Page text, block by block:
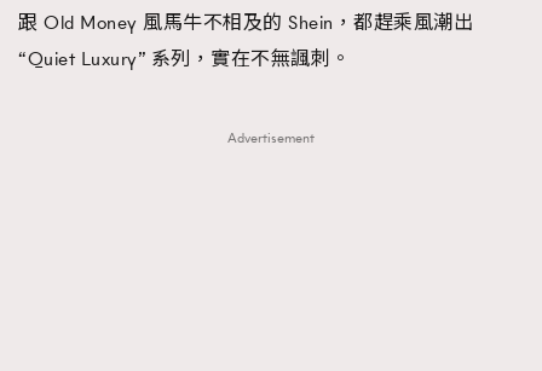
跟 Old Money 風馬牛不相及的 Shein，都趕乘風潮出
“Quiet Luxury” 系列，實在不無諷刺。
Advertisement